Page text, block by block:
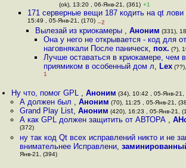
(ok), 13:20 , 06-Янв-21, (361) +1
171 серверные вещи 187 кодить на qt лови
15:49 , 05-Янв-21, (170) –2
Вылезай из криокамеры ,Аноним (331),
Она у него не открывается - код для
наговнякали После паническ, пох. (?),
Лучше оставаться в криокамере, чем
приямиком в особенный дом л, Lex
1
Ну что, помог GPL ,Аноним (34), 10:42 , 05-Янв-21,
А должен был , Аноним (70), 11:25 , 05-Янв-21,
Grand Play List, Аноним (420), 16:23 , 05-Янв-21,
А как GPL должен защитить от АВТОРА ,
(372)
ну так код Qt всех исправлений никто и не
внимательнее Исправлени,
Янв-21, (394)